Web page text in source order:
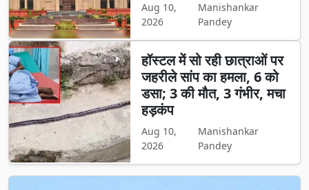
Aug 10,
2026
Manishankar
Pandey
हॉस्टल में सो रही छात्राओं पर
जहरीले सांप का हमला, 6 को
डसा; 3 की मौत, 3 गंभीर, मचा
हड़कंप
Aug 10,
2026
Manishankar
Pandey